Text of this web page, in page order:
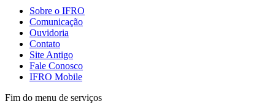
Sobre o IFRO
Comunicação
Ouvidoria
Contato
Site Antigo
Fale Conosco
IFRO Mobile
Fim do menu de serviços